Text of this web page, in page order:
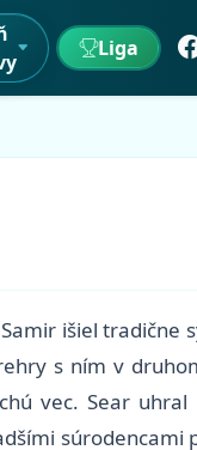
Liga
išiel tradične
s ním v
vec. Sear
súrodencami